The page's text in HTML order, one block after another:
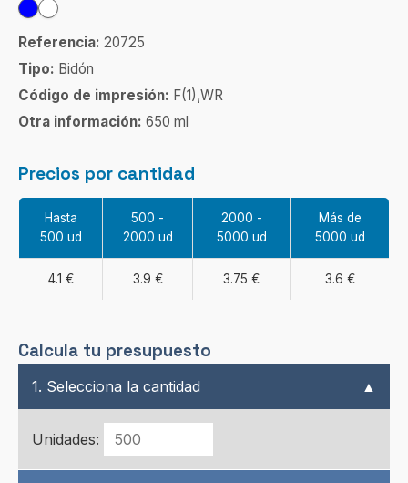
Referencia: 20725
Tipo: Bidón
Código de impresión: F(1),WR
Otra información: 650 ml
Precios por cantidad
Hasta
500 ud
500 -
2000 ud
2000 -
5000 ud
Más de
5000 ud
4.1 € 3.9 € 3.75 € 3.6 €
Calcula tu presupuesto
1. Selecciona la cantidad ▲
Unidades: